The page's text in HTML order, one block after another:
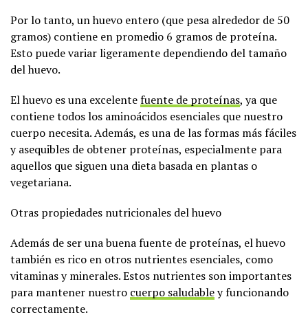
Por lo tanto, un huevo entero (que pesa alrededor de 50
gramos) contiene en promedio 6 gramos de proteína.
Esto puede variar ligeramente dependiendo del tamaño
del huevo.
El huevo es una excelentefuente de proteínas, ya que
contiene todos los aminoácidos esenciales que nuestro
cuerpo necesita. Además, es una de las formas más fáciles
y asequibles de obtener proteínas, especialmente para
aquellos que siguen una dieta basada en plantas o
vegetariana.
Otras propiedades nutricionales del huevo
Además de ser una buena fuente de proteínas, el huevo
también es rico en otros nutrientes esenciales, como
vitaminas y minerales. Estos nutrientes son importantes
para mantener nuestro cuerpo saludabley funcionando
correctamente.